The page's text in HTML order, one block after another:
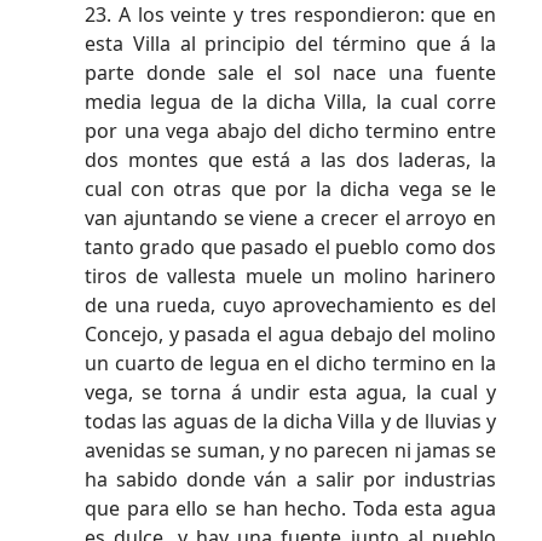
23. A los veinte y tres respondieron: que en
esta Villa al principio del término que á la
parte donde sale el sol nace una fuente
media legua de la dicha Villa, la cual corre
por una vega abajo del dicho termino entre
dos montes que está a las dos laderas, la
cual con otras que por la dicha vega se le
van ajuntando se viene a crecer el arroyo en
tanto grado que pasado el pueblo como dos
tiros de vallesta muele un molino harinero
de una rueda, cuyo aprovechamiento es del
Concejo, y pasada el agua debajo del molino
un cuarto de legua en el dicho termino en la
vega, se torna á undir esta agua, la cual y
todas las aguas de la dicha Villa y de lluvias y
avenidas se suman, y no parecen ni jamas se
ha sabido donde ván a salir por industrias
que para ello se han hecho. Toda esta agua